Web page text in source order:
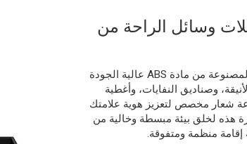
موازين
أسرة أطفال
وسائل الراحة من
توفر EASTON مستلزمات غرف الفنادق الفاخرة المصنوعة من مادة ABS عالية الجودة
وصناديق النفايات، وأغطية
شعار مخصص لتعزيز هوية علامتك
هذه لخلق بيئة مبسطة وخالية من
منظمة ومتفوقة.